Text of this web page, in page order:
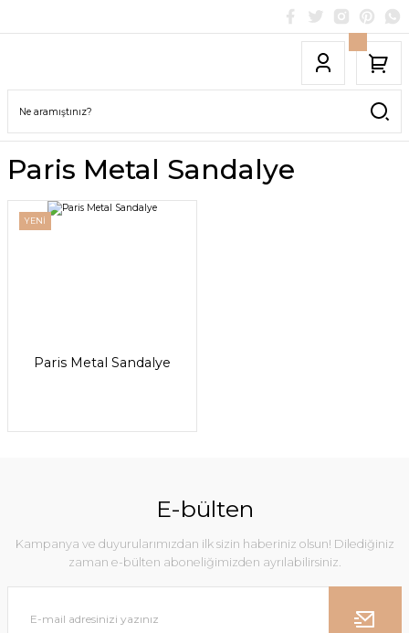
Paris Metal Sandalye
YENİ
Paris Metal Sandalye
E-bülten
Kampanya ve duyurularımızdan ilk sizin haberiniz olsun! Dilediğiniz
zaman e-bülten aboneliğimizden ayrılabilirsiniz.